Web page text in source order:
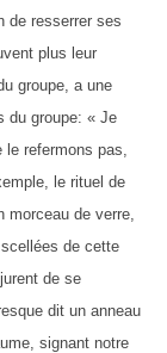
de resserrer ses
plus leur
groupe, a une
du groupe: « Je
refermons pas,
le rituel de
morceau de verre,
de cette
de se
dit un anneau
signant notre